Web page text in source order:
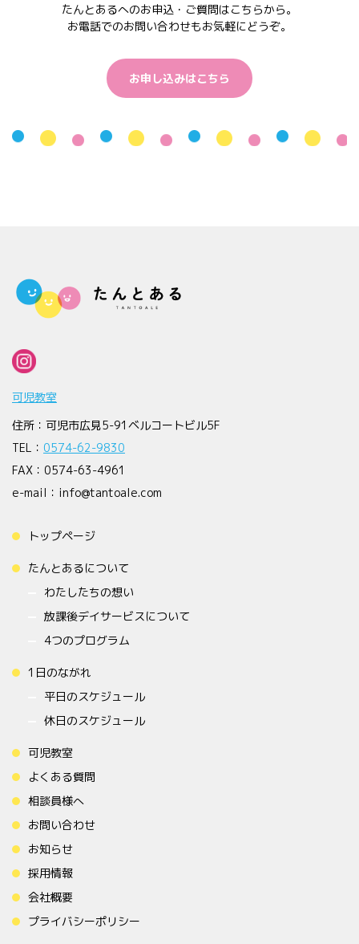
たんとあるへのお申込・ご質問はこちらから。
お電話でのお問い合わせもお気軽にどうぞ。
お申し込みはこちら
可児教室
住所：可児市広見5-91ベルコートビル5F
TEL： 0574-62-9830
FAX：0574-63-4961
e-mail：info@tantoale.com
トップページ
たんとあるについて
わたしたちの想い
放課後デイサービスについて
4つのプログラム
1日のながれ
平日のスケジュール
休日のスケジュール
可児教室
よくある質問
相談員様へ
お問い合わせ
お知らせ
採用情報
会社概要
プライバシーポリシー